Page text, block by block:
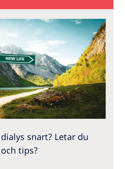
snart? Letar du
tips?